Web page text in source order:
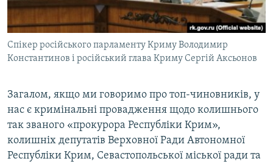
Спікер російського парламенту Криму Володимир
Константинов і російський глава Криму Сергій Аксьонов
Загалом, якщо ми говоримо про топ-чиновників, у
нас є кримінальні провадження щодо колишнього
так званого «прокурора Республіки Крим»,
колишніх депутатів Верховної Ради Автономної
Республіки Крим, Севастопольської міської ради та